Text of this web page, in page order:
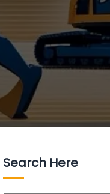
Search Here